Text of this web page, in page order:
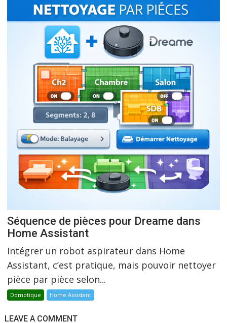
Séquence de pièces pour Dreame dans
Home Assistant
Intégrer un robot aspirateur dans Home
Assistant, c’est pratique, mais pouvoir nettoyer
pièce par pièce selon...
Domotique Home Assistant
LEAVE A COMMENT